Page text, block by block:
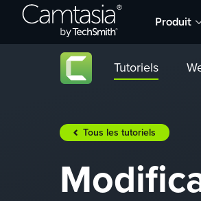
Passer
directement
Produit
Tutoriels
Tous les tutoriels